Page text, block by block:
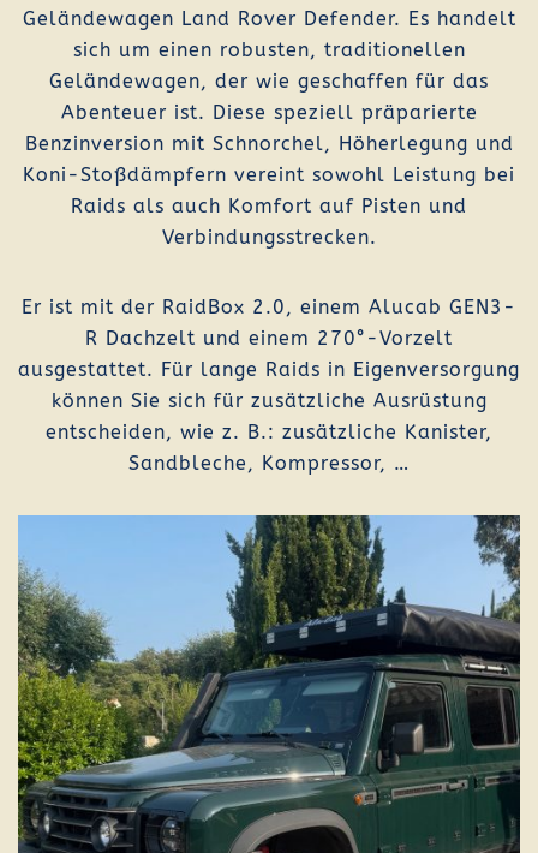
Geländewagen Land Rover Defender. Es handelt
sich um einen robusten, traditionellen
Geländewagen, der wie geschaffen für das
Abenteuer ist. Diese speziell präparierte
Benzinversion mit Schnorchel, Höherlegung und
Koni-Stoßdämpfern vereint sowohl Leistung bei
Raids als auch Komfort auf Pisten und
Verbindungsstrecken.
Er ist mit der RaidBox 2.0, einem Alucab GEN3-
R Dachzelt und einem 270°-Vorzelt
ausgestattet. Für lange Raids in Eigenversorgung
können Sie sich für zusätzliche Ausrüstung
entscheiden, wie z. B.: zusätzliche Kanister,
Sandbleche, Kompressor, …